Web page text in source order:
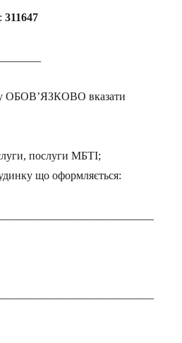
311647
ОБОВ’ЯЗКОВО вказати
послуги МБТІ;
що оформляється: